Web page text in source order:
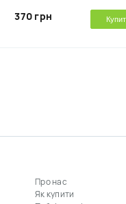
370 грн
Про нас
Як купити